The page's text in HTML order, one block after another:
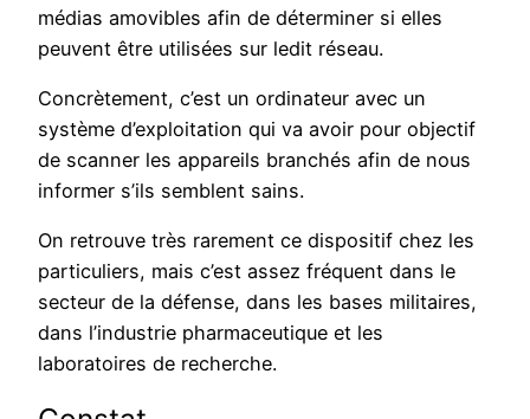
médias amovibles afin de déterminer si elles
peuvent être utilisées sur ledit réseau.
Concrètement, c’est un ordinateur avec un
système d’exploitation qui va avoir pour objectif
de scanner les appareils branchés afin de nous
informer s’ils semblent sains.
On retrouve très rarement ce dispositif chez les
particuliers, mais c’est assez fréquent dans le
secteur de la défense, dans les bases militaires,
dans l’industrie pharmaceutique et les
laboratoires de recherche.